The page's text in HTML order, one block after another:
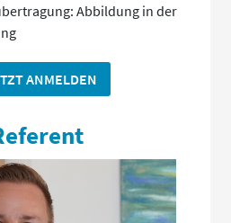
Abbildung in der
ANMELDEN